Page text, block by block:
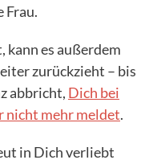
Frau.
kann es außerdem
zurückzieht – bis
abbricht, Dich bei
nicht mehr meldet.
in Dich verliebt